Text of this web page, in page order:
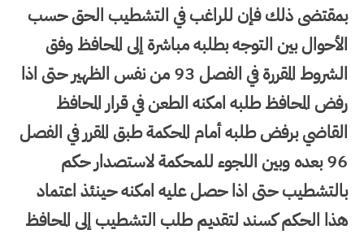
بمقتضى ذلك فإن للراغب في التشطيب الحق حسب
الأحوال بين التوجه بطلبه مباشرة إلى المحافظ وفق
الشروط المقررة في الفصل 93 من نفس الظهير حتى اذا
رفض المحافظ طلبه امكنه الطعن في قرار المحافظ
القاضي برفض طلبه أمام المحكمة طبق المقرر في الفصل
96 بعده وبين اللجوء للمحكمة لاستصدار حكم
بالتشطيب حتى اذا حصل عليه امكنه حينئذ اعتماد
هذا الحكم كسند لتقديم طلب التشطيب إلى المحافظ